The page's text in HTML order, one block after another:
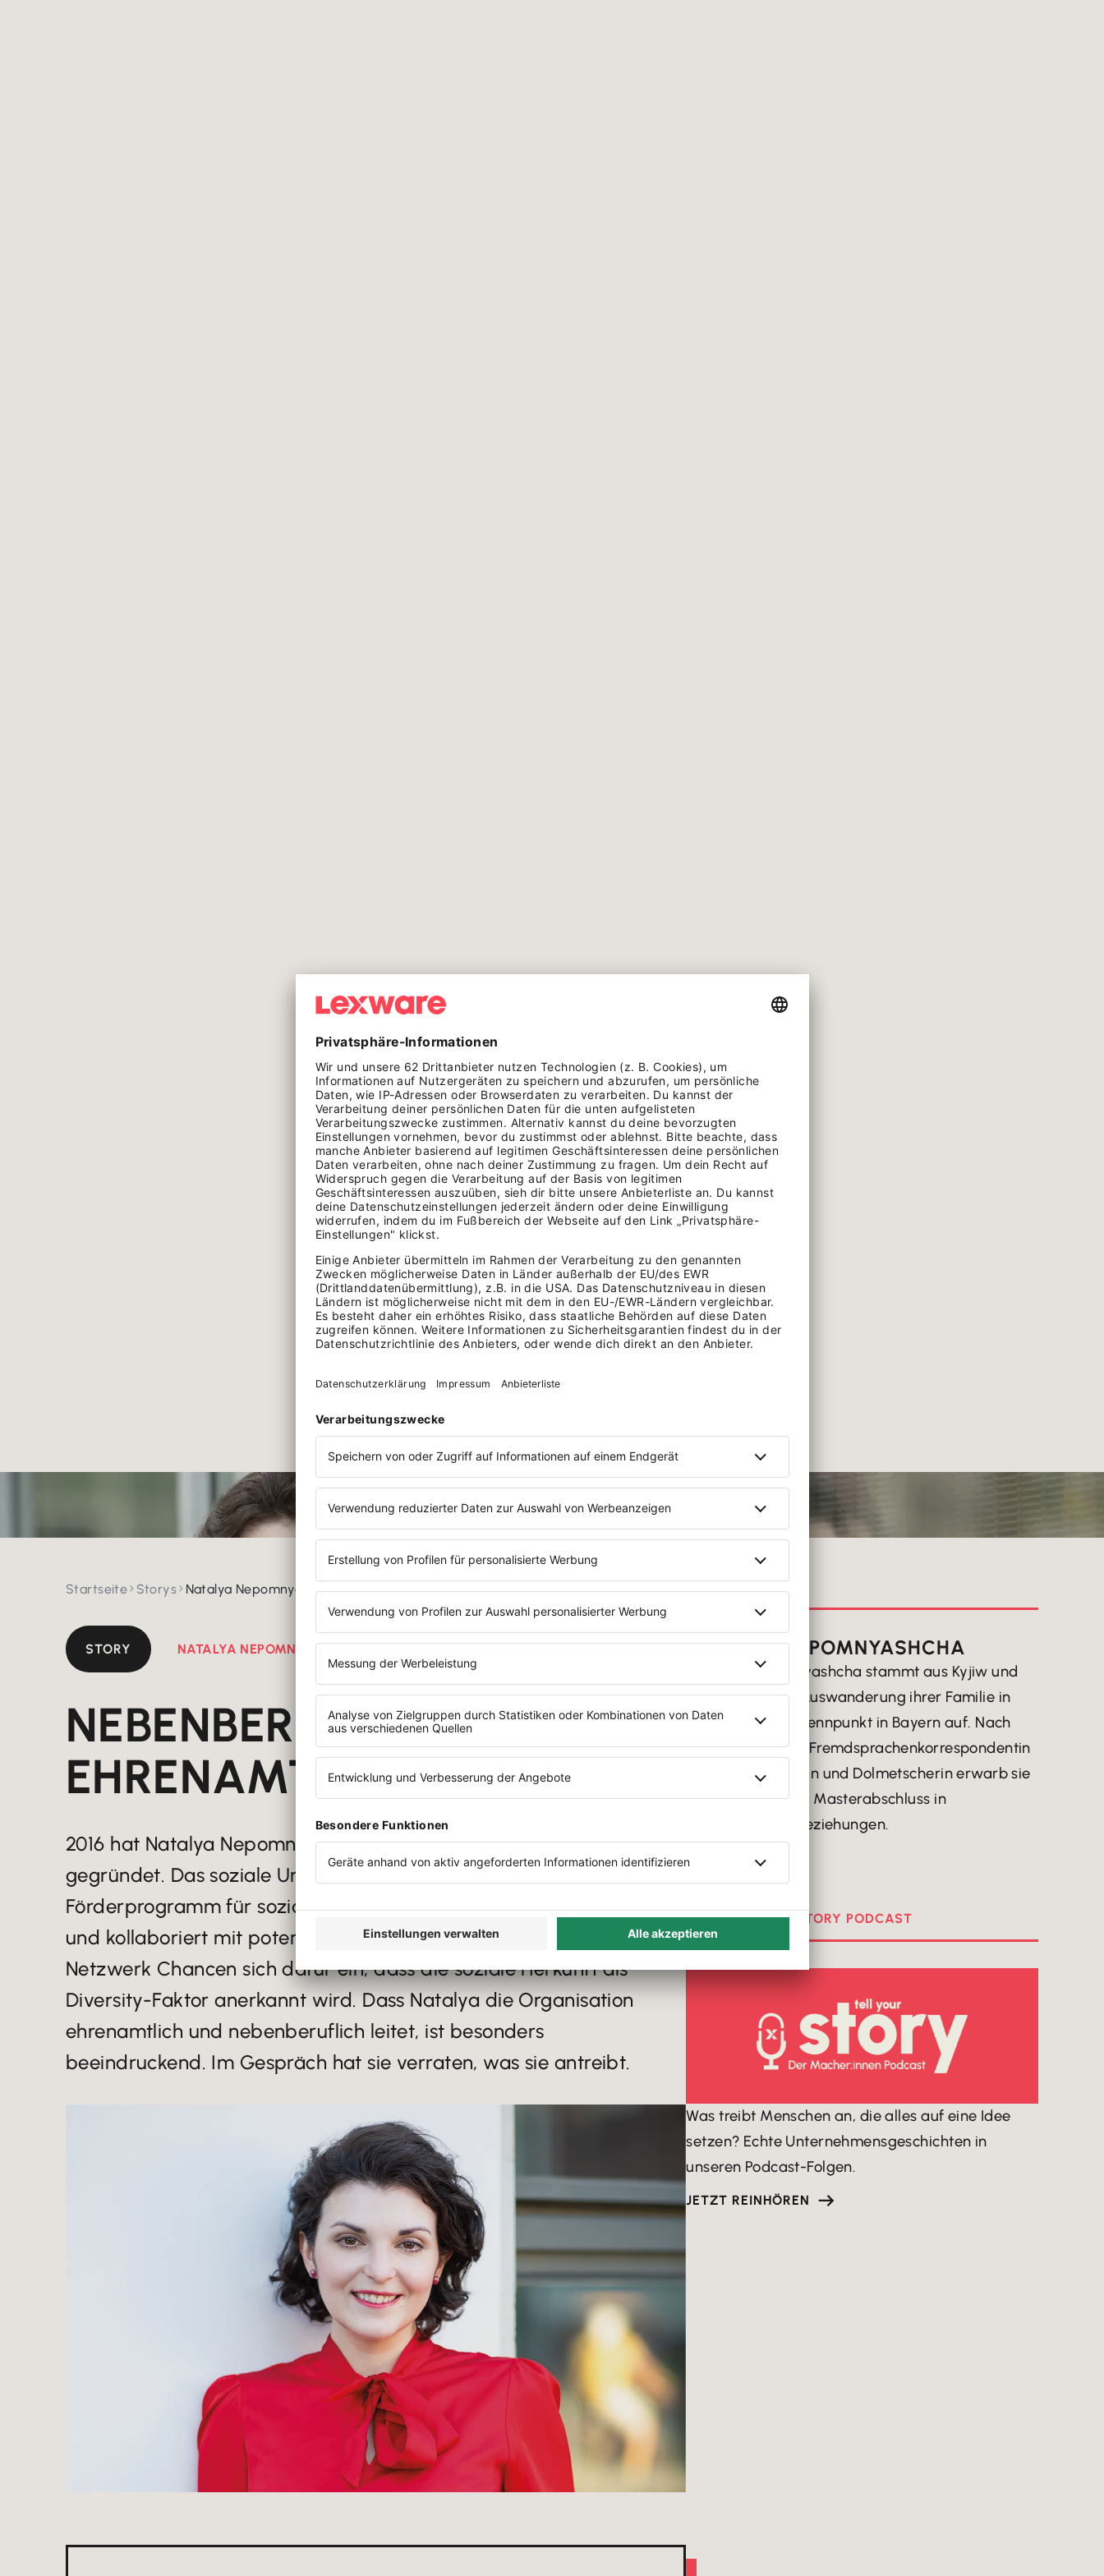
Startseite  Storys  Natalya Nepomnyashcha LESEZEIT:2MIN
STORY NATALYA NEPOMNYASHCHA
NEBENBERUFLICH UND
EHRENAMTLICH GRÜNDEN
2016 hat Natalya Nepomnyashcha das Netzwerk Chancen
gegründet. Das soziale Unternehmen bietet ein ideelles
Förderprogramm für soziale Aufsteiger zwischen 18 und 39 Jahren
und kollaboriert mit potentiellen Arbeitgebenden. Gleichzeitig setzt
Netzwerk Chancen sich dafür ein, dass die soziale Herkunft als
Diversity-Faktor anerkannt wird. Dass Natalya die Organisation
ehrenamtlich und nebenberuflich leitet, ist besonders
beeindruckend. Im Gespräch hat sie verraten, was sie antreibt.
ZUR PERSON
NATALYA NEPOMNYASHCHA
Natalya Nepomnyashcha stammt aus Kyjiw und
wuchs nach der Auswanderung ihrer Familie in
einem sozialen Brennpunkt in Bayern auf. Nach
Ausbildungen als Fremdsprachenkorrespondentin
sowie Übersetzerin und Dolmetscherin erwarb sie
ohne Abitur einen Masterabschluss in
Internationalen Beziehungen.

DER TELL YOUR STORY PODCAST
Was treibt Menschen an, die alles auf eine Idee
setzen? Echte Unternehmensgeschichten in
unseren Podcast-Folgen.
JETZT REINHÖREN